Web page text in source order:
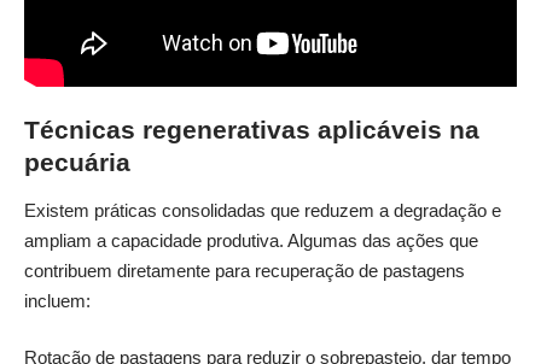
Técnicas regenerativas aplicáveis na
pecuária
Existem práticas consolidadas que reduzem a degradação e
ampliam a capacidade produtiva. Algumas das ações que
contribuem diretamente para recuperação de pastagens
incluem:
Rotação de pastagens para reduzir o sobrepastejo, dar tempo